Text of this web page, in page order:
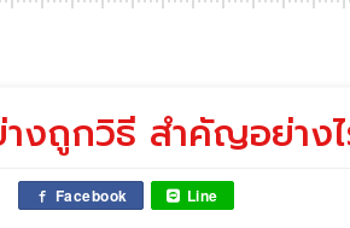
งถูกวิธี สำคัญอย่าง
Facebook Line